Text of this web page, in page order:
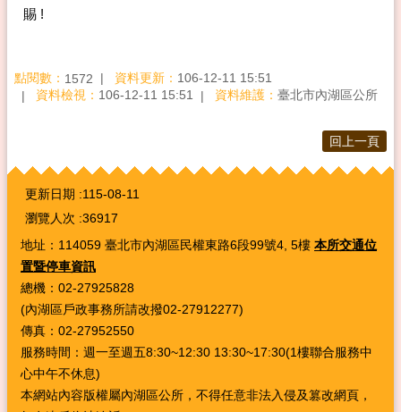
賜 !
點閱數： 1572 資料更新： 106-12-11 15:51
資料檢視： 106-12-11 15:51 資料維護： 臺北市內湖區公所
回上一頁
:::
更新日期
115-08-11
瀏覽人次 36917
地址：114059 臺北市內湖區民權東路6段99號4, 5樓 本所交通位
置暨停車資訊
總機：02-27925828
(內湖區戶政事務所請改撥02-27912277)
傳真：02-27952550
服務時間：週一至週五8:30~12:30 13:30~17:30(1樓聯合服務中
心中午不休息)
本網站內容版權屬內湖區公所，不得任意非法入侵及篡改網頁，